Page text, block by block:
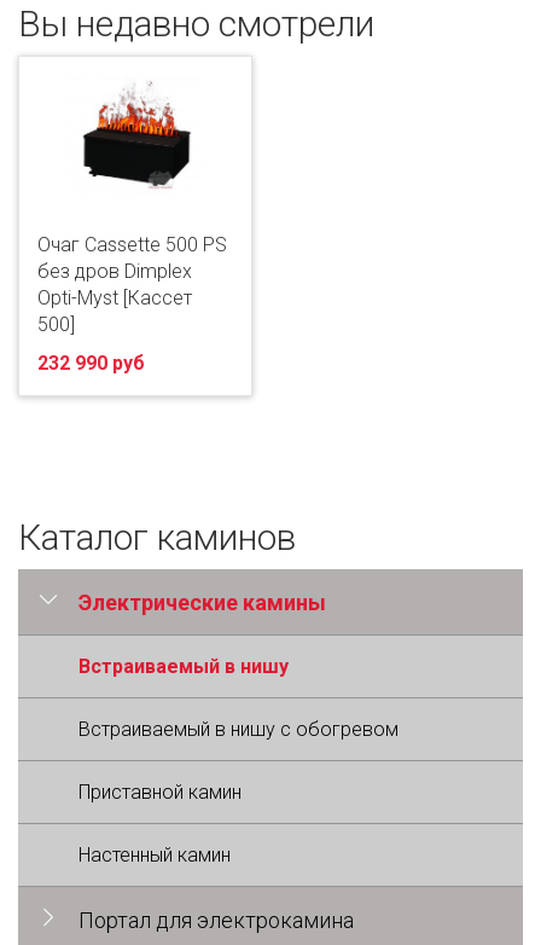
Вы недавно смотрели
Очаг Cassette 500 PS
без дров Dimplex
Opti-Myst [Кассет
500]
232 990 руб
Каталог каминов
Электрические камины
Встраиваемый в нишу
Встраиваемый в нишу с обогревом
Приставной камин
Настенный камин
Портал для электрокамина